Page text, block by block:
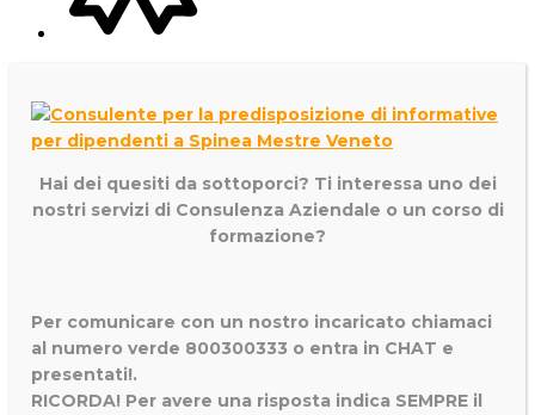
Hai dei quesiti da sottoporci? Ti interessa uno dei
nostri servizi di Consulenza Aziendale o un corso di
formazione?
Per comunicare con un nostro incaricato chiamaci
al numero verde 800300333 o entra in CHAT e
presentati!.
RICORDA! Per avere una risposta indica SEMPRE il